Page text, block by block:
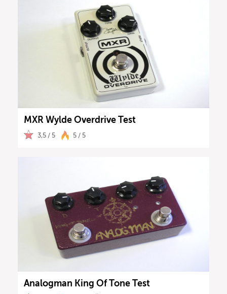
MXR Wylde Overdrive Test
3,5 / 5 5 / 5
Analogman King Of Tone Test